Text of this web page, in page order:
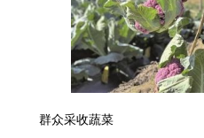
群众采收蔬菜